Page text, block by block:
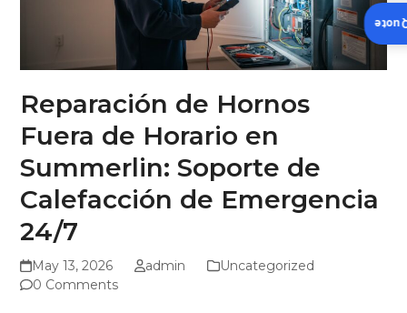
Reparación de Hornos
Fuera de Horario en
Summerlin: Soporte de
Calefacción de Emergencia
24/7
May 13, 2026 admin
Uncategorized
0 Comments